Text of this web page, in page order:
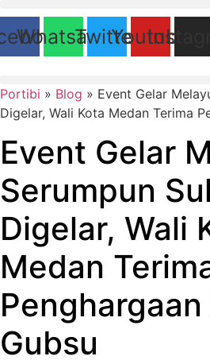
konten
Whatsapp
TwitterYoutube
Portibi » Blog » Event Gelar
Digelar, Wali Kota Medan Terima
Event Gelar
Serumpun
Digelar, Wali
Medan
Penghargaan
Gubsu